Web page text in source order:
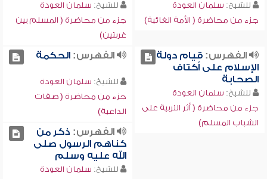
للشيخ: سلمان العودة
جزء من محاضرة ( الأمة الغائبة)
للشيخ: سلمان العودة
جزء من محاضرة ( المسلم بين
غربتين)
الفهرس:قيام دولة
الإسلام على أكتاف
الصحابة
للشيخ: سلمان العودة
جزء من محاضرة ( أثر التربية على
الشباب المسلم)
الفهرس:الحكمة
للشيخ: سلمان العودة
جزء من محاضرة ( صفات
الداعية)
الفهرس: ذكر من
كناهم الرسول صلى
الله عليه وسلم
للشيخ: سلمان العودة